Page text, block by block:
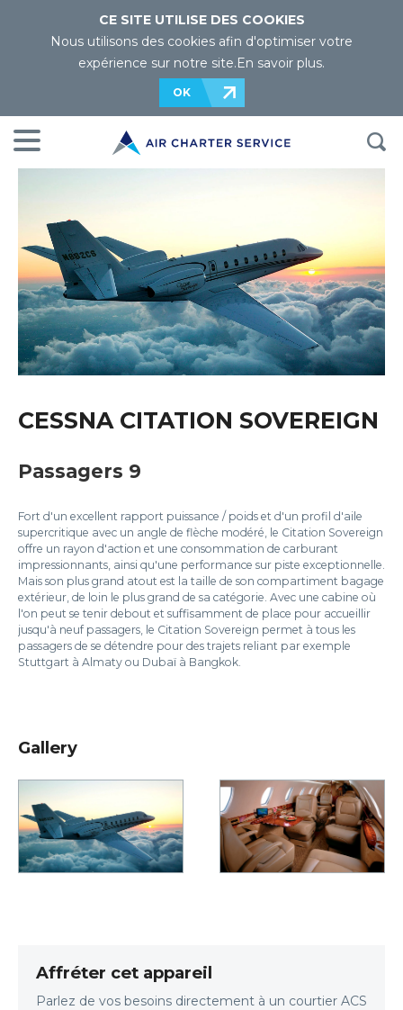
CE SITE UTILISE DES COOKIES
Nous utilisons des cookies afin d'optimiser votre
expérience sur notre site.En savoir plus.
OK
CESSNA CITATION SOVEREIGN
Passagers 9
Fort d'un excellent rapport puissance / poids et d'un profil d'aile
supercritique avec un angle de flèche modéré, le Citation Sovereign
offre un rayon d'action et une consommation de carburant
impressionnants, ainsi qu'une performance sur piste exceptionnelle.
Mais son plus grand atout est la taille de son compartiment bagage
extérieur, de loin le plus grand de sa catégorie. Avec une cabine où
l'on peut se tenir debout et suffisamment de place pour accueillir
jusqu'à neuf passagers, le Citation Sovereign permet à tous les
passagers de se détendre pour des trajets reliant par exemple
Stuttgart à Almaty ou Dubaï à Bangkok.
Gallery
Affréter cet appareil
Parlez de vos besoins directement à un courtier ACS